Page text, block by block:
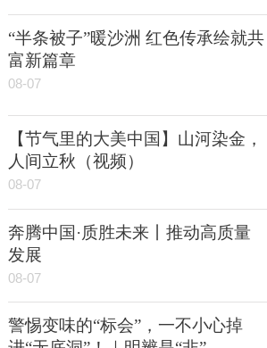
“半条被子”暖沙洲 红色传承绘就共
富新篇章
08-07
【节气里的大美中国】山河染金，
人间立秋（视频）
08-07
奔腾中国·质胜未来丨推动高质量
发展
08-07
警惕变味的“标会”，一不小心掉